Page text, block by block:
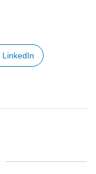
LinkedIn